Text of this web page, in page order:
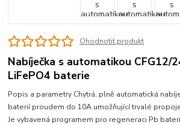
Ohodnotit produkt
Nabíječka s automatikou CFG12/
LiFePO4 baterie
Popis a parametry Chytrá, plně automatická
baterií proudem do 10A umožňující trvalé
Je vybavená programem pro regeneraci Pb